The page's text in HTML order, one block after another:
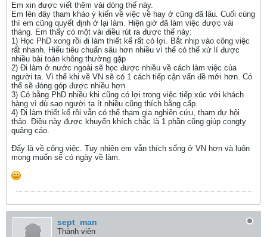
Em xin được viết thêm vài dòng thế này.
Em lên đây tham khảo ý kiến về việc về hay ở cũng đã lâu. Cuối cùng
thì em cũng quyết định ở lại làm. Hiện giờ đã làm việc được vài
tháng. Em thấy có một vài điều rút ra được thế này:
1) Học PhD xong rồi đi làm thiết kế rất có lợi. Bắt nhịp vào công việc
rất nhanh. Hiểu tiêu chuẩn sâu hơn nhiều vì thế có thể xử lí được
nhiều bài toán không thường gặp
2) Đi làm ở nước ngoài sẽ học được nhiều về cách làm việc của
người ta. Vì thế khi về VN sẽ có 1 cách tiếp cận vấn đề mới hơn. Có
thể sẽ đóng góp được nhiều hơn.
3) Có bằng PhD nhiều khi cũng có lợi trong việc tiếp xúc với khách
hàng vì dù sao người ta ít nhiều cũng thích bằng cấp.
4) Đi làm thiết kế rồi vẫn có thể tham gia nghiên cứu, tham dự hội
thảo. Điều này được khuyến khích chắc là 1 phần cũng giúp congty
quảng cáo.
Đấy là về công việc. Tuy nhiên em vẫn thích sống ở VN hơn và luôn
mong muốn sẽ có ngày về làm.
sept_man
Thành viên